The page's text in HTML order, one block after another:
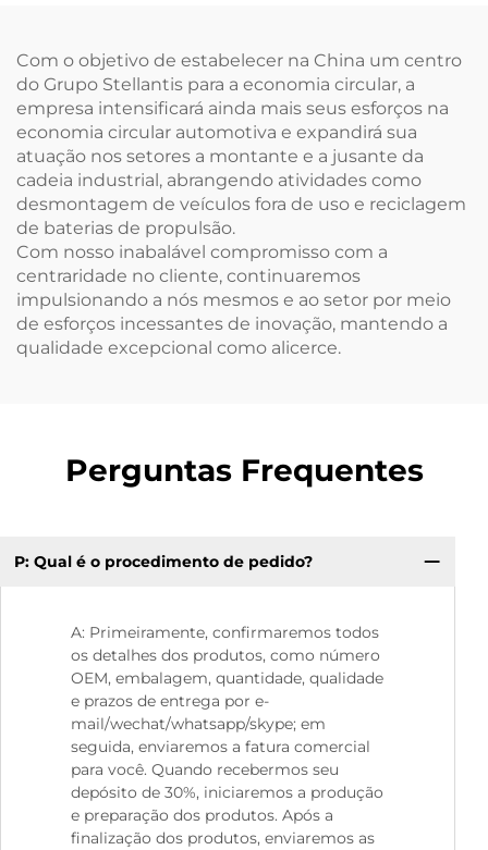
kW/203 Nm.
Com o objetivo de estabelecer na China um centro
do Grupo Stellantis para a economia circular, a
empresa intensificará ainda mais seus esforços na
economia circular automotiva e expandirá sua
atuação nos setores a montante e a jusante da
cadeia industrial, abrangendo atividades como
desmontagem de veículos fora de uso e reciclagem
de baterias de propulsão.
Com nosso inabalável compromisso com a
centraridade no cliente, continuaremos
impulsionando a nós mesmos e ao setor por meio
de esforços incessantes de inovação, mantendo a
qualidade excepcional como alicerce.
Perguntas Frequentes
P: Qual é o procedimento de pedido?
A: Primeiramente, confirmaremos todos
os detalhes dos produtos, como número
OEM, embalagem, quantidade, qualidade
e prazos de entrega por e-
mail/wechat/whatsapp/skype; em
seguida, enviaremos a fatura comercial
para você. Quando recebermos seu
depósito de 30%, iniciaremos a produção
e preparação dos produtos. Após a
finalização dos produtos, enviaremos as